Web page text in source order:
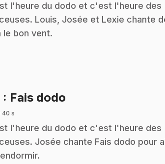
l'heure du dodo et c'est l'heure des
Louis, Josée et Lexie chante
le bon vent.
: Fais dodo
40 s
l'heure du dodo et c'est l'heure des
Josée chante Fais dodo pour